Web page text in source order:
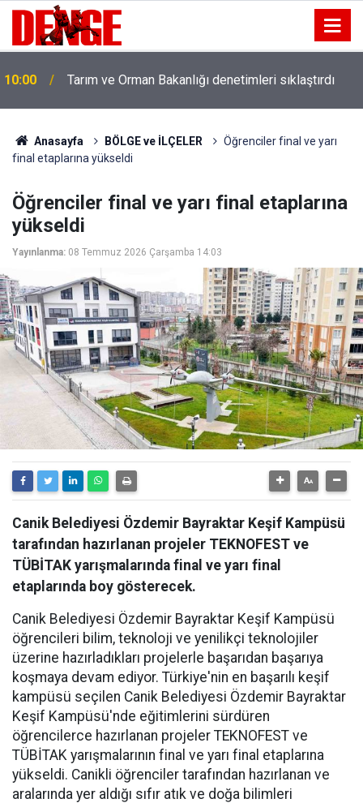
10:00 Tarım ve Orman Bakanlığı denetimleri sıklaştırdı
Anasayfa BÖLGE ve İLÇELER
Öğrenciler final ve yarı
final etaplarına yükseldi
Öğrenciler final ve yarı final etaplarına
yükseldi
Yayınlanma: 08 Temmuz 2026 Çarşamba 14:03
Canik Belediyesi Özdemir Bayraktar Keşif Kampüsü
tarafından hazırlanan projeler TEKNOFEST ve
TÜBİTAK yarışmalarında final ve yarı final
etaplarında boy gösterecek.
Canik Belediyesi Özdemir Bayraktar Keşif Kampüsü
öğrencileri bilim, teknoloji ve yenilikçi teknolojiler
üzerine hazırladıkları projelerle başarıdan başarıya
koşmaya devam ediyor. Türkiye'nin en başarılı keşif
kampüsü seçilen Canik Belediyesi Özdemir Bayraktar
Keşif Kampüsü'nde eğitimlerini sürdüren
öğrencilerce hazırlanan projeler TEKNOFEST ve
TÜBİTAK yarışmalarının final ve yarı final etaplarına
yükseldi. Canikli öğrenciler tarafından hazırlanan ve
aralarında yer aldığı sıfır atık ve doğa bilimleri